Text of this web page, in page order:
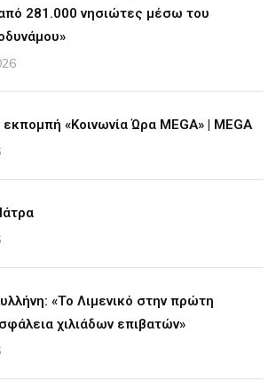
281.000 νησιώτες μέσω του
«Κοινωνία Ώρα MEGA» | MEGA
«Το Λιμενικό στην πρώτη
χιλιάδων επιβατών»